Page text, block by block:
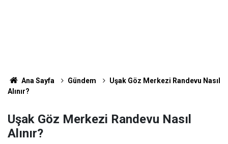
Ana Sayfa Gündem
Uşak Göz Merkezi Randevu Nasıl
Alınır?
Uşak Göz Merkezi Randevu Nasıl
Alınır?